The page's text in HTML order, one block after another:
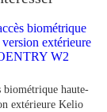
biométrique haute-
extérieure Kelio